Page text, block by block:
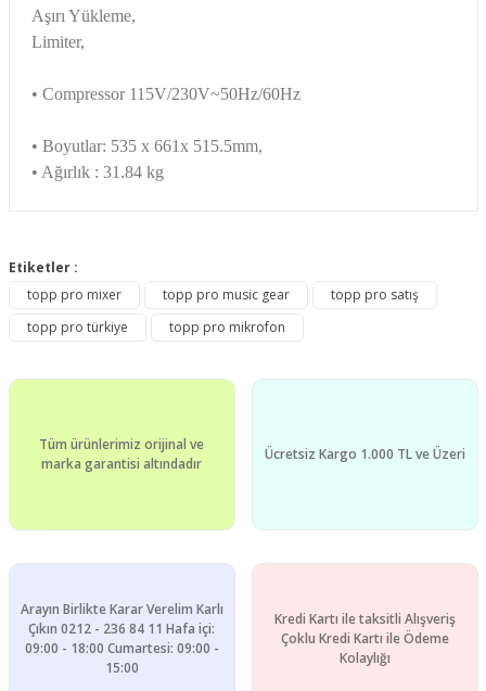
Aşırı Yükleme,
Limiter,
• Compressor 115V/230V~50Hz/60Hz
• Boyutlar: 535 x 661x 515.5mm,
• Ağırlık : 31.84 kg
konularda yetersiz gördüğünüz noktaları öneri formunu
Görüş ve önerileriniz için teşekkür ederiz.
Ürün açıklamasında eksik bilgiler bulunuyor.
Ürün fiyatı diğer sitelerden daha pahalı.
Etiketler :
topp pro mixer
topp pro music gear
topp pro satış
topp pro türkiye
topp pro mikrofon
Tüm ürünlerimiz orijinal ve
marka garantisi altındadır
Ücretsiz Kargo 1.000 TL ve Üzeri
Arayın Birlikte Karar Verelim Karlı
Çıkın 0212 - 236 84 11 Hafa içi:
09:00 - 18:00 Cumartesi: 09:00 -
15:00
Kredi Kartı ile taksitli Alışveriş
Çoklu Kredi Kartı ile Ödeme
Kolaylığı